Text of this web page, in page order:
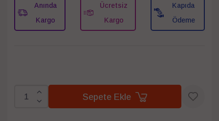
Anında
Kargo
Ücretsiz
Kargo
Kapıda
Ödeme
Sepete Ekle